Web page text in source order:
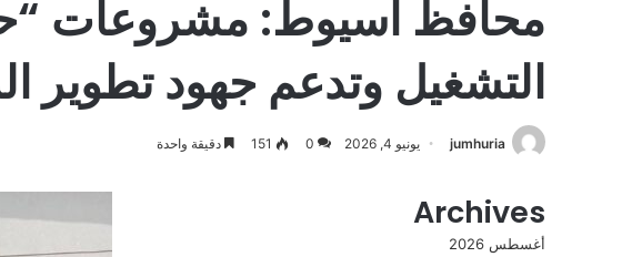
محافظ أسيوط: مشروعات
التشغيل وتدعم جهود تطوير
jumhuria يونيو 4, 2026 0
151 دقيقة واحدة
Archives
أغسطس 2026